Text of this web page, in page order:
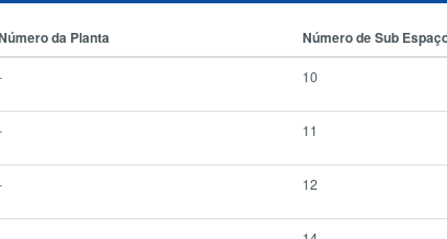
da Planta Número de Sub
10
11
12